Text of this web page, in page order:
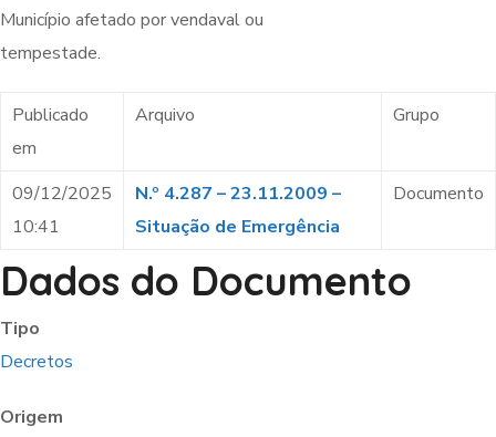
Município afetado por vendaval ou
tempestade.
Publicado
em
Arquivo Grupo
09/12/2025
10:41
N.º 4.287 – 23.11.2009 –
Situação de Emergência
Documento
Dados do Documento
Tipo
Decretos
Origem